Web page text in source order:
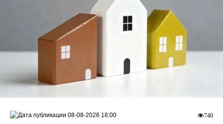
740
08-08-2026 18:00